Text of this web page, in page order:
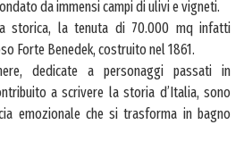
da immensi campi di ulivi e vigneti.
storica, la tenuta di 70.000 mq infatti
Forte Benedek, costruito nel 1861.
dedicate a personaggi passati in
a scrivere la storia d’Italia, sono
emozionale che si trasforma in bagno